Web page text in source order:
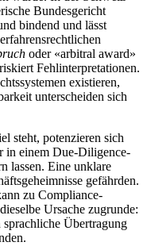
Bundesgericht
bindend und lässt
oder «arbitral award»
Fehlinterpretationen.
existieren,
unterscheiden sich
steht, potenzieren sich
in einem Due-Diligence-
lassen. Eine unklare
gefährden.
zu Compliance-
Ursache zugrunde:
Übertragung